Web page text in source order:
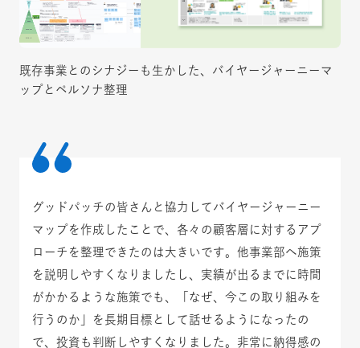
既存事業とのシナジーも生かした、バイヤージャーニーマ
ップとペルソナ整理
グッドパッチの皆さんと協力してバイヤージャーニー
マップを作成したことで、各々の顧客層に対するアプ
ローチを整理できたのは大きいです。他事業部へ施策
を説明しやすくなりましたし、実績が出るまでに時間
がかかるような施策でも、「なぜ、今この取り組みを
行うのか」を長期目標として話せるようになったの
で、投資も判断しやすくなりました。非常に納得感の